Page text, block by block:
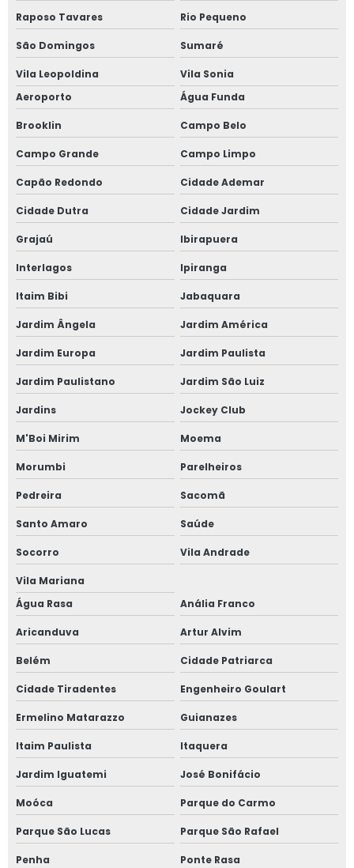
Janela de correr 2 folhas
Janela de correr 2 folhas alumínio
Janela de correr 3 folhas
Janela de correr 4 folhas
Janela de correr para quarto
Janela fixa vidro duplo
Janela de giro
Janela maxim ar 80x80
Janela oscilo batente preço
Janela com persiana entre vidros
Janela sobrepor acústica
Janela sobreposta
Janela sobreposta acústica
Janela sobreposta de alto padrão
Janela sobreposta de correr
Janela sobreposta de correr em são paulo
Janela sobreposta de giro
Janela sobreposta de giro em são paulo
Janela sobreposta de giro em sp
Janela sobreposta preço
Janela vedação acústica
Janela vidro duplo
Janela vidro duplo isolamento acústico
Janela vidro duplo isolamento térmico
Raposo Tavares Rio Pequeno
São Domingos Sumaré
Vila Leopoldina
Vila Sonia
Aeroporto
Água Funda
Brooklin Campo Belo
Campo Grande Campo Limpo
Capão Redondo Cidade Ademar
Cidade Dutra Cidade Jardim
Grajaú Ibirapuera
Interlagos Ipiranga
Itaim Bibi Jabaquara
Jardim Ângela Jardim América
Jardim Europa Jardim Paulista
Jardim Paulistano Jardim São Luiz
Jardins Jockey Club
M'Boi Mirim Moema
Morumbi Parelheiros
Pedreira Sacomã
Santo Amaro Saúde
Socorro Vila Andrade
Vila Mariana
Água Rasa
Anália Franco
Aricanduva Artur Alvim
Belém Cidade Patriarca
Cidade Tiradentes Engenheiro Goulart
Ermelino Matarazzo Guianazes
Itaim Paulista Itaquera
Jardim Iguatemi José Bonifácio
Moóca Parque do Carmo
Parque São Lucas Parque São Rafael
Penha Ponte Rasa